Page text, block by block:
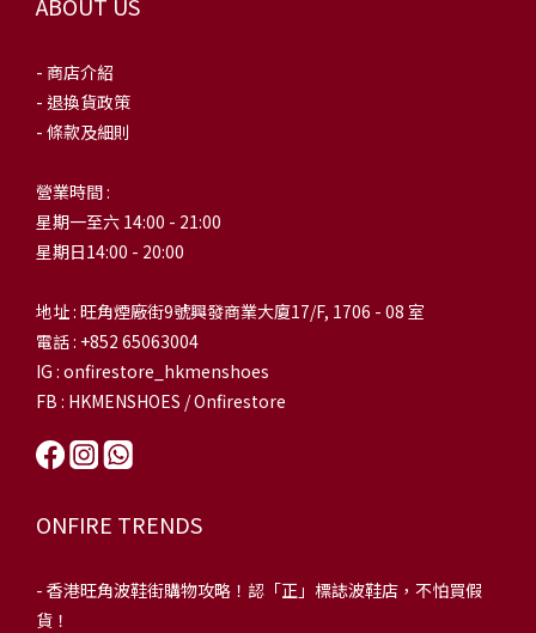
- 商店介紹
- 退換貨政策
- 條款及細則
營業時間 :
星期一至六 14:00 - 21:00
星期日14:00 - 20:00
地址 : 旺角煙廠街9號興發商業大廈17/F, 1706 - 08 室
電話 : +852 65063004
IG : onfirestore_hkmenshoes
FB : HKMENSHOES / Onfirestore
ONFIRE TRENDS
- 香港旺角波鞋街購物攻略！認「正」標誌波鞋店，不怕買假
貨！